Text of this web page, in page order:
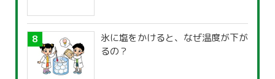
氷に塩をかけると、なぜ温度が下が
るの？